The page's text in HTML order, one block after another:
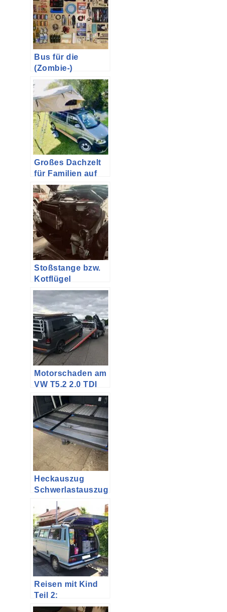
mit DVD, iPad,
Fire Tablet
Bus für die
(Zombie-)
Apokalypse
ausstatten | oder
Packliste für ein
Campingwochene
nde
Großes Dachzelt
für Familien auf
dem VW T5
Multivan
Stoßstange bzw.
Kotflügel
tauschen am VW
T5 Multivan
PanAmericana
und anderen
Motorschaden am
VW T5.2 2.0 TDI
140PS 103kW
durch Teile des
Keilrippenriemen
im
Zahnriemengehäu
se
Heckauszug
Schwerlastauszug
für T5 und T6 –
Version 3.0 –
Aluprofile
Reisen mit Kind
Teil 2:
Reisebericht Elba